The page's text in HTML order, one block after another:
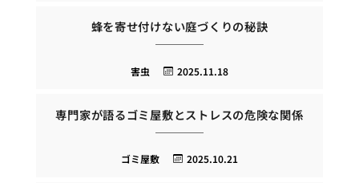
蜂を寄せ付けない庭づくりの秘訣
2025.11.18
害虫
専門家が語るゴミ屋敷とストレスの危険な関係
2025.10.21
ゴミ屋敷